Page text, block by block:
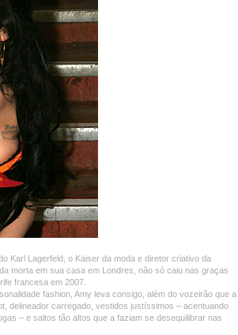
Karl Lagerfeld, o Kaiser da moda e diretor criativo da
morta em sua casa em Londres, não só caiu nas graças
francesa em 2007.
fashion, Amy leva consigo, além do vozeirão que a
delineador carregado, vestidos justíssimos – acentuando
– e saltos tão altos que a faziam se desequilibrar nas